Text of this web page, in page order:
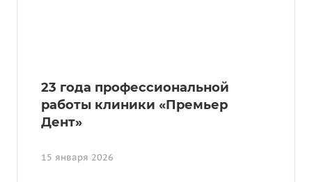
15 января 2026
23 года профессиональной
работы клиники «Премьер
Дент»